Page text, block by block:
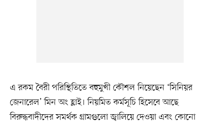
এ রকম বৈরী পরিস্থিতিতে বহুমুখী কৌশল নিয়েছেন ‘সিনিয়র
জেনারেল’ মিন অং হ্লাই। নিয়মিত কর্মসূচি হিসেবে আছে
বিরুদ্ধবাদীদের সমর্থক গ্রামগুলো জ্বালিয়ে দেওয়া এবং কোনো